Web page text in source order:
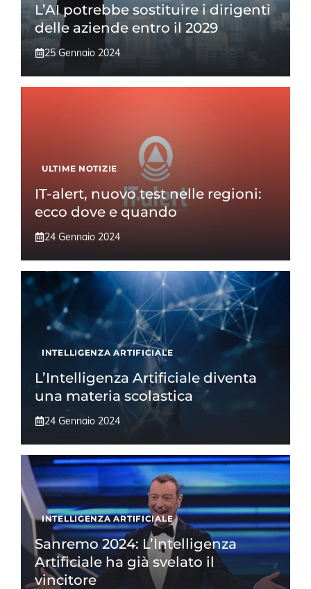
L’AI potrebbe sostituire i dirigenti
delle aziende entro il 2029
25 Gennaio 2024
ULTIME NOTIZIE
IT-alert, nuovo test nelle regioni:
ecco dove e quando
24 Gennaio 2024
INTELLIGENZA ARTIFICIALE
L’Intelligenza Artificiale diventa
una materia scolastica
24 Gennaio 2024
INTELLIGENZA ARTIFICIALE
Sanremo 2024: L’Intelligenza
Artificiale ha già svelato il
vincitore